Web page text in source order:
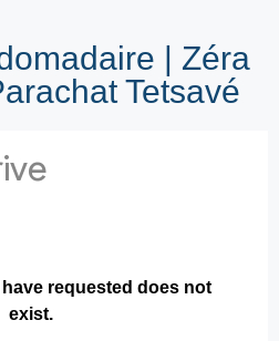
| Zéra
Tetsavé